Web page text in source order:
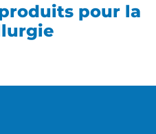
pour la